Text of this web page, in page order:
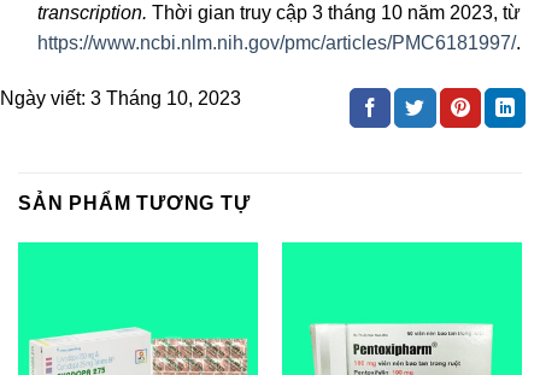
transcription. Thời gian truy cập 3 tháng 10 năm 2023, từ
https://www.ncbi.nlm.nih.gov/pmc/articles/PMC6181997/.
Ngày viết: 3 Tháng 10, 2023
SẢN PHẨM TƯƠNG TỰ